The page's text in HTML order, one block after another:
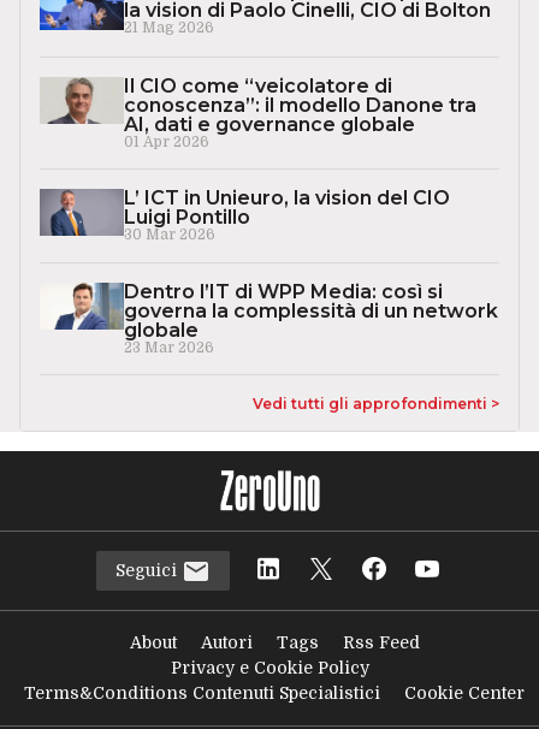
la vision di Paolo Cinelli, CIO di Bolton
21 Mag 2026
Il CIO come “veicolatore di
conoscenza”: il modello Danone tra
AI, dati e governance globale
01 Apr 2026
L’ ICT in Unieuro, la vision del CIO
Luigi Pontillo
30 Mar 2026
Dentro l’IT di WPP Media: così si
governa la complessità di un network
globale
23 Mar 2026
Vedi tutti gli approfondimenti >
Seguici
About Autori Tags
Rss Feed
Privacy e Cookie Policy
Terms&Conditions Contenuti Specialistici
Cookie Center